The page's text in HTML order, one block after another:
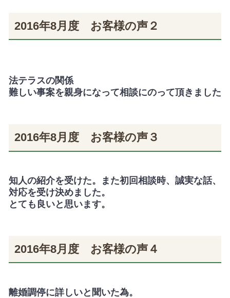
2016年8月度 お客様の声２
法テラスの関係
難しい事案を親身になって相談にのって頂きました
2016年8月度 お客様の声３
知人の紹介を受けた。また初回相談時、誠実な話、
対応を受け決めました。
とても良いと思います。
2016年8月度 お客様の声４
離婚調停に詳しいと聞いた為。